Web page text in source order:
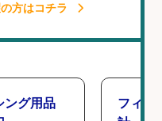
方はコチラ
ング用品
フィッ